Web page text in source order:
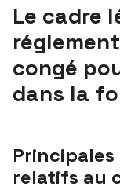
Le cadre
congé
dans la
relatifs au